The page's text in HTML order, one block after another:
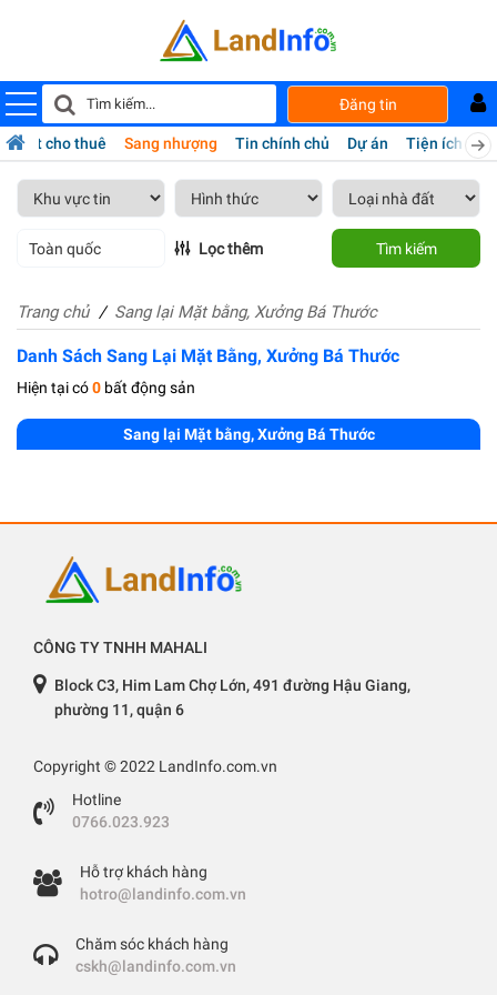
Đăng tin
đất cho thuê Sang nhượng Tin chính chủ Dự án Tiện ích
Toàn quốc Lọc thêm Tìm kiếm
Trang chủ Sang lại Mặt bằng, Xưởng Bá Thước
Danh Sách Sang Lại Mặt Bằng, Xưởng Bá Thước
Hiện tại có0 bất động sản
Sang lại Mặt bằng, Xưởng Bá Thước
CÔNG TY TNHH MAHALI
Block C3, Him Lam Chợ Lớn, 491 đường Hậu Giang,
phường 11, quận 6
Copyright © 2022 LandInfo.com.vn
Hotline
0766.023.923
Hỗ trợ khách hàng
hotro@landinfo.com.vn
Chăm sóc khách hàng
cskh@landinfo.com.vn